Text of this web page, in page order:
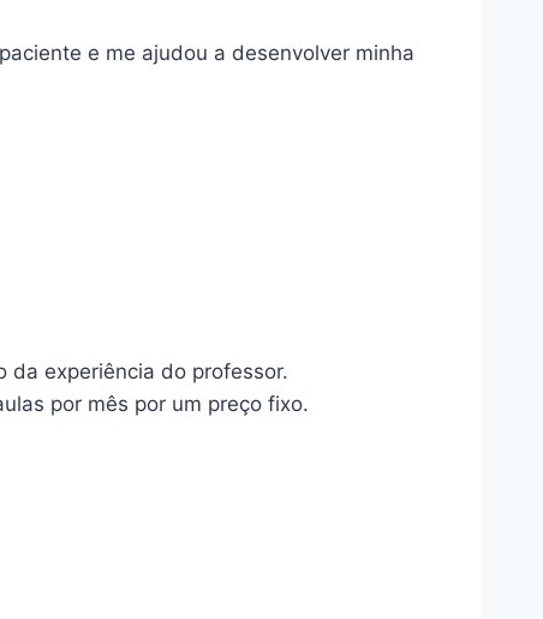
e me ajudou a desenvolver minha
da experiência do professor.
por mês por um preço fixo.